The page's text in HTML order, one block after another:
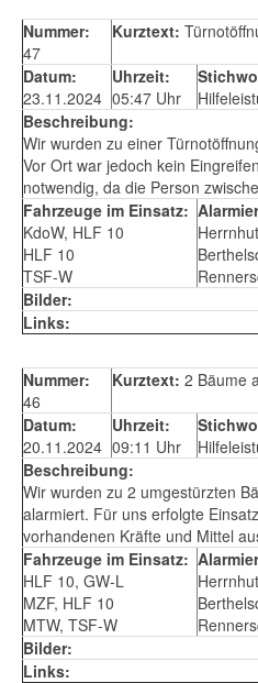
Nummer:
47
Kurztext:
Datum:
23.11.2024
Uhrzeit:
05:47 Uhr
Beschreibung:
Wir wurden zu einer
Vor Ort war jedoch kein
notwendig, da die Person
Fahrzeuge im Einsatz:
KdoW, HLF 10
HLF 10
TSF-W
Bilder:
Links:
Nummer:
46
Kurztext: 2 Bäume
Datum:
20.11.2024
Uhrzeit:
09:11 Uhr
Beschreibung:
Wir wurden zu 2 umgestürzten
alarmiert. Für uns erfolgte
vorhandenen Kräfte und Mittel
Fahrzeuge im Einsatz:
HLF 10, GW-L
MZF, HLF 10
MTW, TSF-W
Bilder:
Links: